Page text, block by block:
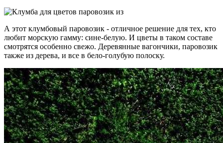
А этот клумбовый паровозик - отличное решение для тех, кто
любит морскую гамму: сине-белую. И цветы в таком составе
смотрятся особенно свежо. Деревянные вагончики, паровозик
также из дерева, и все в бело-голубую полоску.